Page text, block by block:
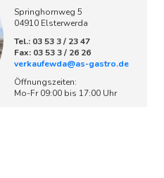
Springhornweg 5
04910 Elsterwerda
Tel.: 03 53 3 / 23 47
Fax: 03 53 3 / 26 26
verkaufewda@as-gastro.de
Öffnungszeiten:
Mo-Fr 09:00 bis 17:00 Uhr